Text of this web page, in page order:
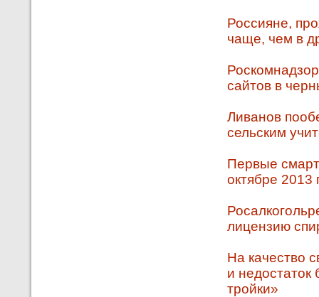
Россияне,
чаще, чем в
сайтов в
Ливанов
сельским
Первые
октябре 2013
лицензию
На качество
и
тройки»